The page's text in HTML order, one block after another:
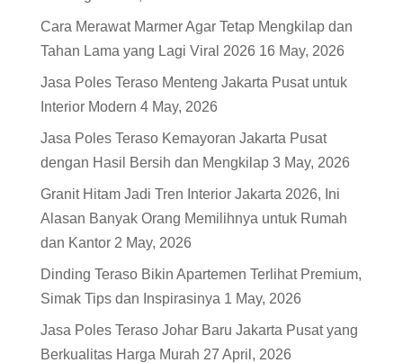
Cara Merawat Marmer Agar Tetap Mengkilap dan
Tahan Lama yang Lagi Viral 2026 16 May, 2026
Jasa Poles Teraso Menteng Jakarta Pusat untuk
Interior Modern 4 May, 2026
Jasa Poles Teraso Kemayoran Jakarta Pusat
dengan Hasil Bersih dan Mengkilap 3 May, 2026
Granit Hitam Jadi Tren Interior Jakarta 2026, Ini
Alasan Banyak Orang Memilihnya untuk Rumah
dan Kantor 2 May, 2026
Dinding Teraso Bikin Apartemen Terlihat Premium,
Simak Tips dan Inspirasinya 1 May, 2026
Jasa Poles Teraso Johar Baru Jakarta Pusat yang
Berkualitas Harga Murah 27 April, 2026